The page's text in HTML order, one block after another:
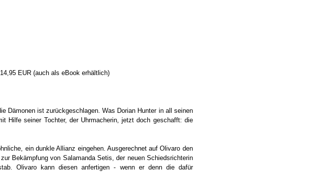
EUR (auch als eBook erhältlich)
Dämonen ist zurückgeschlagen. Was Dorian Hunter in all seinen
Hilfe seiner Tochter, der Uhrmacherin, jetzt doch geschafft: die
ein dunkle Allianz eingehen. Ausgerechnet auf Olivaro den
Bekämpfung von Salamanda Setis, der neuen Schiedsrichterin
Olivaro kann diesen anfertigen - wenn er denn die dafür